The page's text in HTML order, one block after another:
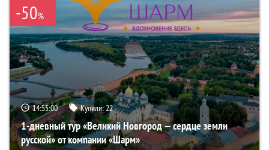
-50%
14:54:58 Купили:22
1-дневный тур «Великий Новгород — сердце земли
русской» от компании «Шарм»